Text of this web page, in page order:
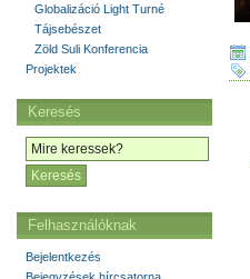
Globalizáció Light Turné
Tájsebészet
Zöld Suli Konferencia
Projektek
Keresés
Felhasználóknak
Bejelentkezés